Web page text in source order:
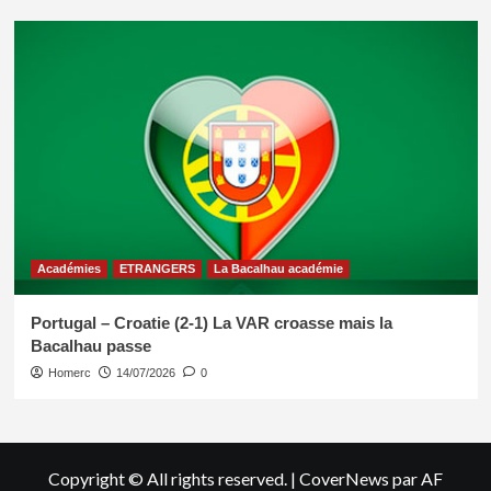
Académies ETRANGERS La Bacalhau académie
Portugal – Croatie (2-1) La VAR croasse mais la
Bacalhau passe
Homerc 14/07/2026 0
Copyright © All rights reserved. | CoverNews par AF